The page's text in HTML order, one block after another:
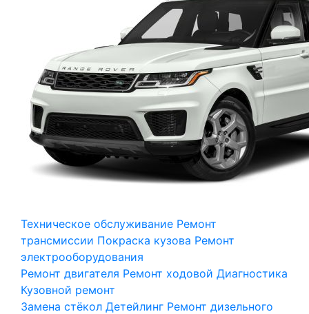
Техническое обслуживание Ремонт
трансмиссии Покраска кузова Ремонт
электрооборудования
Ремонт двигателя Ремонт ходовой Диагностика
Кузовной ремонт
Замена стёкол Детейлинг Ремонт дизельного